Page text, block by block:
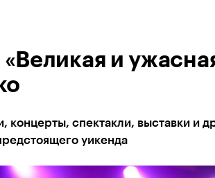
и
концерты, спектакли, выставки и
уикенда